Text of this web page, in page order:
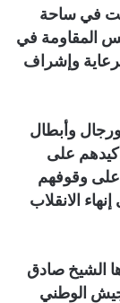
في ساحة
المقاومة في
برعاية وإشراف
وأبطال
على
وقوفهم
الانقلاب
الشيخ صادق
الوطني